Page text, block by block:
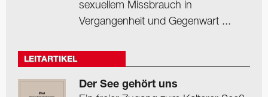
sexuellem Missbrauch in
Vergangenheit und Gegenwart ...
LEITARTIKEL
Der See gehört uns